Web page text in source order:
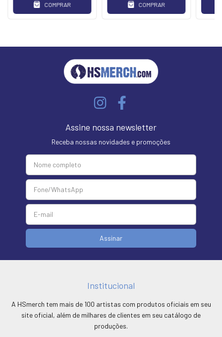
COMPRAR COMPRAR
Assine nossa newsletter
Receba nossas novidades e promoções
Institucional
A HSmerch tem mais de 100 artistas com produtos oficiais em seu
site oficial, além de milhares de clientes em seu catálogo de
produções.